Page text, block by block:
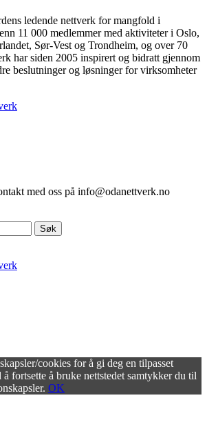
ledende nettverk for mangfold i
11 000 medlemmer med aktiviteter i Oslo,
Sør-Vest og Trondheim, og over 70
har siden 2005 inspirert og bidratt gjennom
beslutninger og løsninger for virksomheter
med oss på info@odanettverk.no
cookies for å gi deg en tilpasset
fortsette å bruke nettstedet samtykker du til
OK